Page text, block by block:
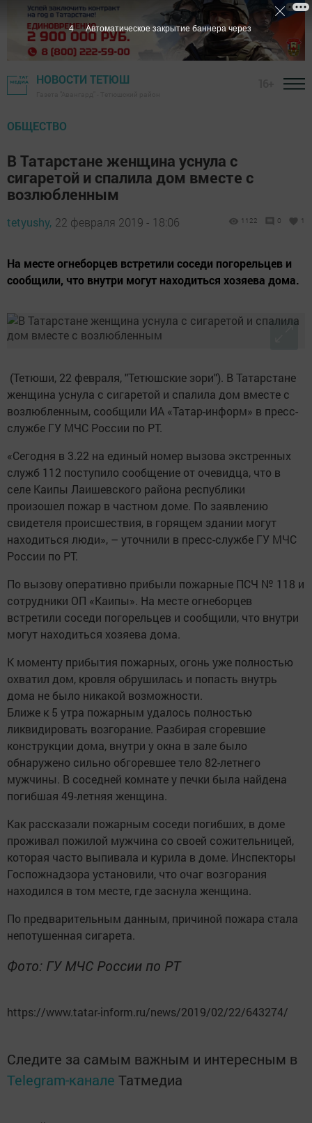
НОВОСТИ ТЕТЮШ
ОБЩЕСТВО
В Татарстане женщина уснула с
сигаретой и спалила дом вместе с
возлюбленным
tetyushy, 22 февраля 2019 - 18:06 1122 0 1
На месте огнеборцев встретили соседи погорельцев и
сообщили, что внутри могут находиться хозяева дома.
(Тетюши, 22 февраля, "Тетюшские зори"). В Татарстане
женщина уснула с сигаретой и спалила дом вместе с
возлюбленным, сообщили ИА «Татар-информ» в пресс-
службе ГУ МЧС России по РТ.
«Сегодня в 3.22 на единый номер вызова экстренных
служб 112 поступило сообщение от очевидца, что в
селе Каипы Лаишевского района республики
произошел пожар в частном доме. По заявлению
свидетеля происшествия, в горящем здании могут
находиться люди», – уточнили в пресс-службе ГУ МЧС
России по РТ.
По вызову оперативно прибыли пожарные ПСЧ № 118 и
сотрудники ОП «Каипы». На месте огнеборцев
встретили соседи погорельцев и сообщили, что внутри
могут находиться хозяева дома.
К моменту прибытия пожарных, огонь уже полностью
охватил дом, кровля обрушилась и попасть внутрь
дома не было никакой возможности.
Ближе к 5 утра пожарным удалось полностью
ликвидировать возгорание. Разбирая сгоревшие
конструкции дома, внутри у окна в зале было
обнаружено сильно обгоревшее тело 82-летнего
мужчины. В соседней комнате у печки была найдена
погибшая 49-летняя женщина.
Как рассказали пожарным соседи погибших, в доме
проживал пожилой мужчина со своей сожительницей,
которая часто выпивала и курила в доме. Инспекторы
Госпожнадзора установили, что очаг возгорания
находился в том месте, где заснула женщина.
По предварительным данным, причиной пожара стала
непотушенная сигарета.
Фото: ГУ МЧС России по РТ
https://www.tatar-inform.ru/news/2019/02/22/643274/
Следите за самым важным и интересным в
Telegram-канале Татмедиа
3 Автоматическое закрытие баннера через